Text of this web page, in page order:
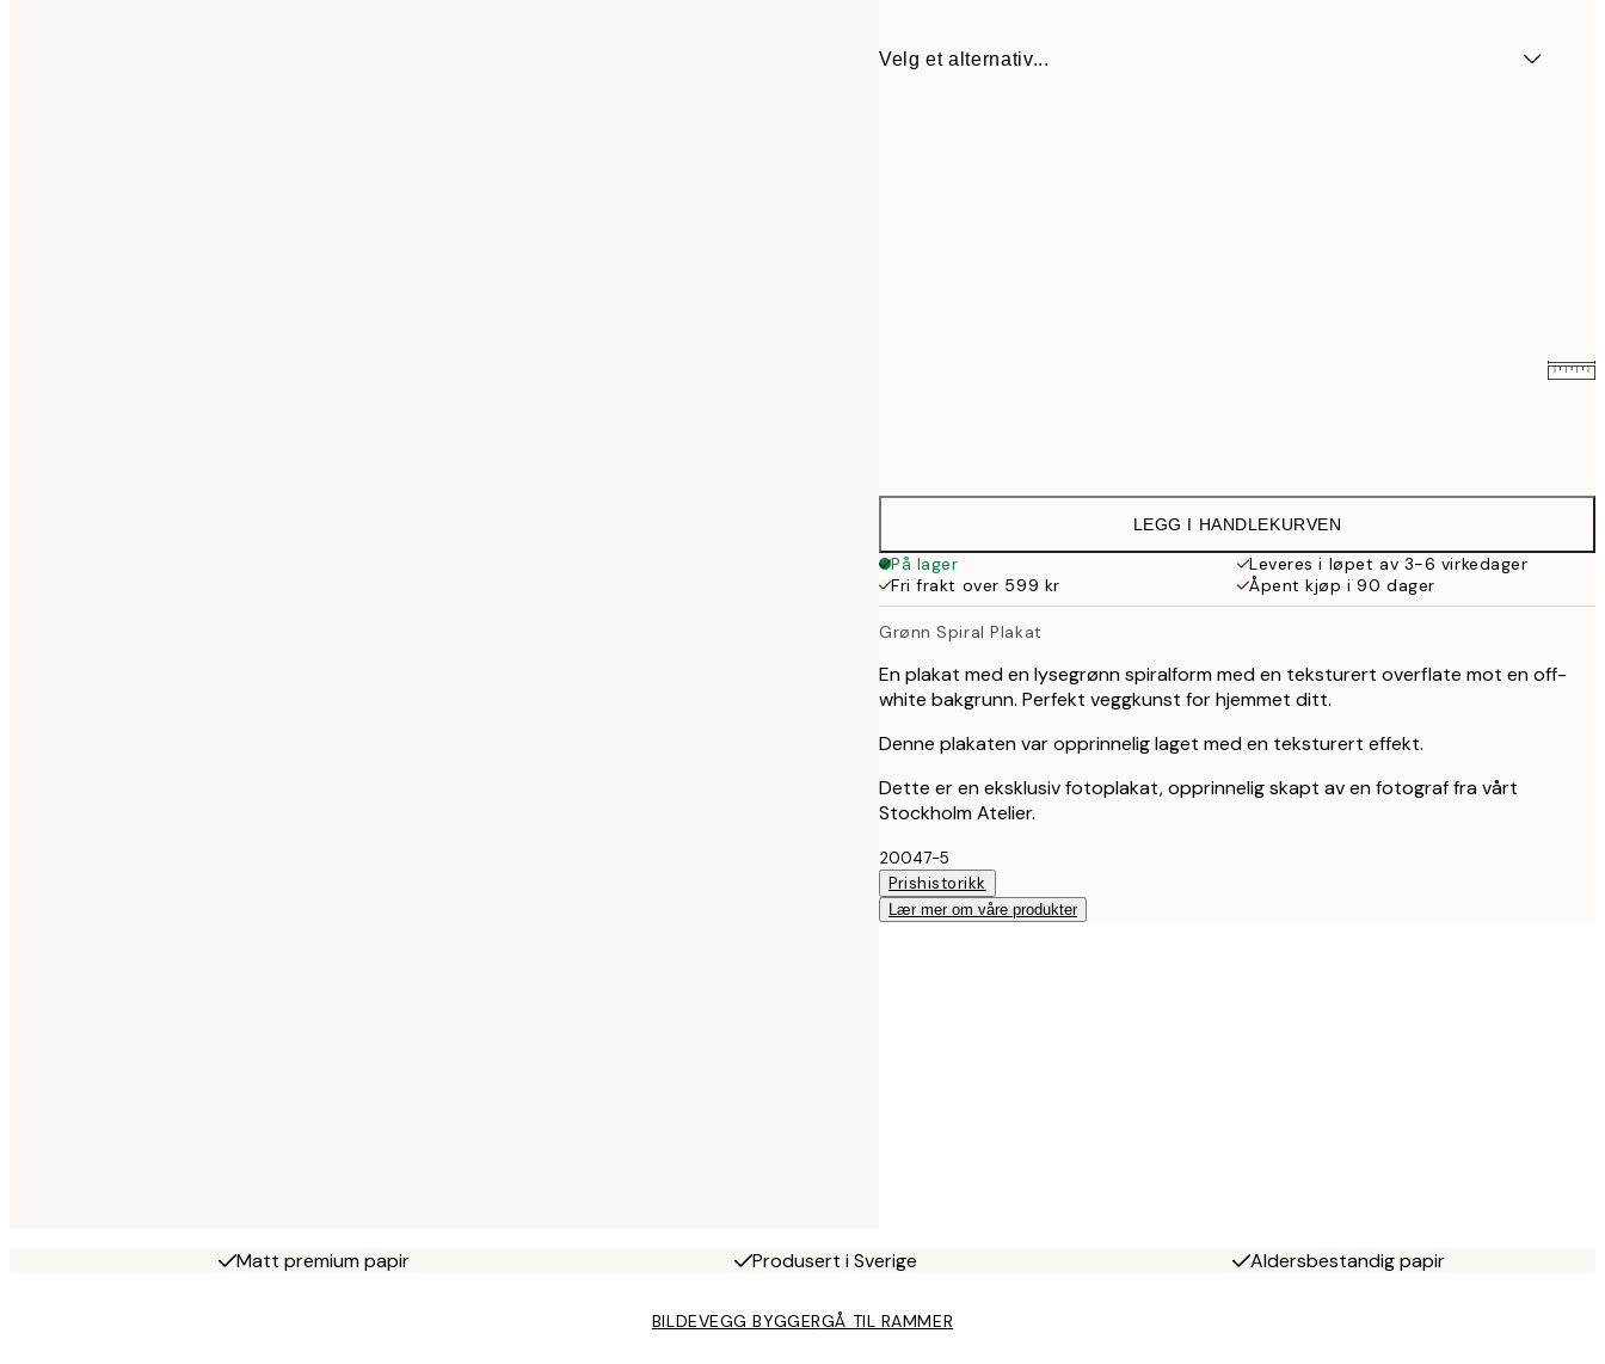
Velg et alternativ...
289 kr
359 kr
LEGG I HANDLEKURVEN
På lager
Leveres i løpet av 3-6 virkedager
Fri frakt over 599 kr
Åpent kjøp i 90 dager
Grønn Spiral Plakat
En plakat med en lysegrønn spiralform med en teksturert overflate mot en off-
white bakgrunn. Perfekt veggkunst for hjemmet ditt.
Denne plakaten var opprinnelig laget med en teksturert effekt.
Dette er en eksklusiv fotoplakat, opprinnelig skapt av en fotograf fra vårt
Stockholm Atelier.
20047-5
Prishistorikk
Lær mer om våre produkter
Matt premium papir Produsert i Sverige Aldersbestandig papir
BILDEVEGG BYGGERGÅ TIL RAMMER